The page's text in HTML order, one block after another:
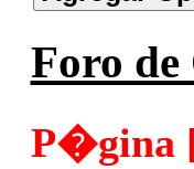
Foro
P�gina